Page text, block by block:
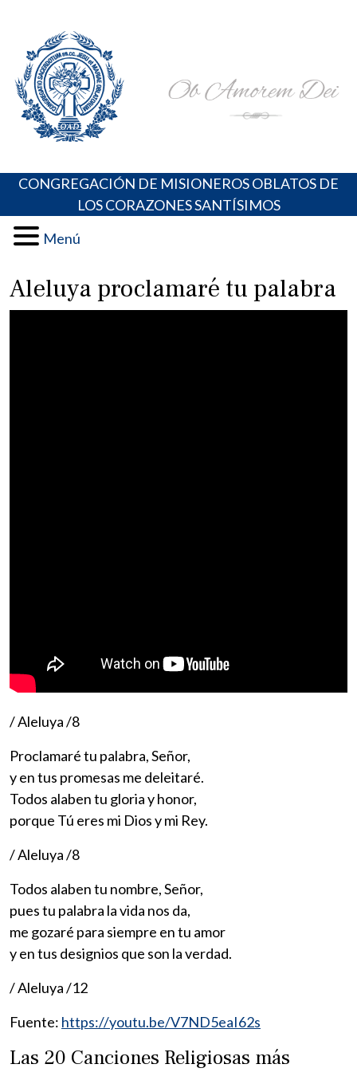
content
Portal de los Padres Oblatos. Advocaciones Marianas,
Oraciones, Música religiosa y más
CONGREGACIÓN DE MISIONEROS OBLATOS DE
LOS CORAZONES SANTÍSIMOS
Menú
Aleluya proclamaré tu palabra
/ Aleluya /8
Proclamaré tu palabra, Señor,
y en tus promesas me deleitaré.
Todos alaben tu gloria y honor,
porque Tú eres mi Dios y mi Rey.
/ Aleluya /8
Todos alaben tu nombre, Señor,
pues tu palabra la vida nos da,
me gozaré para siempre en tu amor
y en tus designios que son la verdad.
/ Aleluya /12
Fuente: https://youtu.be/V7ND5eaI62s
Las 20 Canciones Religiosas más